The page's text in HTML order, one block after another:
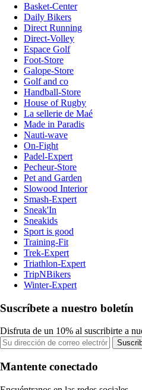
Basket-Center
Daily Bikers
Direct Running
Direct-Volley
Espace Golf
Foot-Store
Galope-Store
Golf and co
Handball-Store
House of Rugby
La sellerie de Maé
Made in Paradis
Nauti-wave
On-Fight
Padel-Expert
Pecheur-Store
Pet and Garden
Slowood Interior
Smash-Expert
Sneak'In
Sneakids
Sport is good
Training-Fit
Trek-Expert
Triathlon-Expert
TripNBikers
Winter-Expert
Suscríbete a nuestro boletín
Disfruta de un 10% al suscribirte a
Mantente conectado